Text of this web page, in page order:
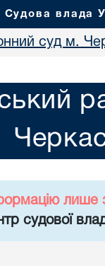
Судова влада
суд м.
лише
судової